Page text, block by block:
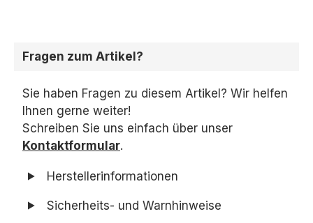
Fragen zum Artikel?
Sie haben Fragen zu diesem Artikel? Wir helfen
Ihnen gerne weiter!
Schreiben Sie uns einfach über unser
Kontaktformular.
Herstellerinformationen
Sicherheits- und Warnhinweise